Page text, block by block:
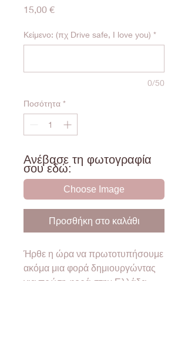
15,00 €Τιμή
Κείμενο: (πχ Drive safe, I love you) *
0/50
Ποσότητα *
Ανέβασε τη φωτογραφία
σου εδώ:
Choose Image
Προσθήκη στο καλάθι
Ήρθε η ώρα να πρωτοτυπήσουμε
ακόμα μια φορά δημιουργώντας
για πρώτη φορά στην Ελλάδα